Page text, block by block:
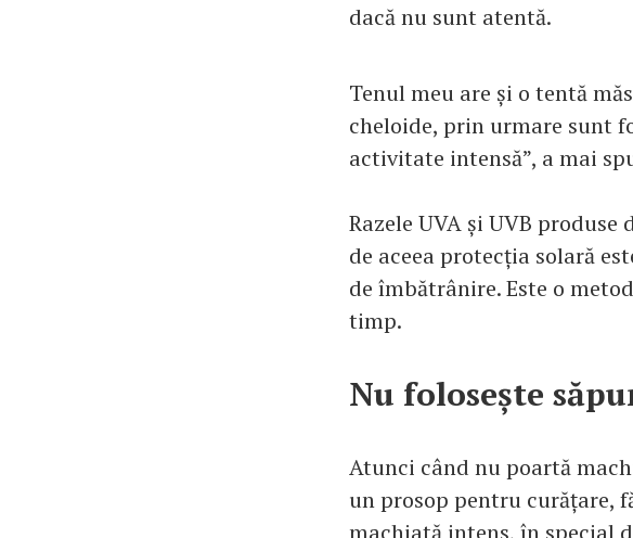
dacă nu sunt atentă.
Tenul meu are și o tentă
cheloide, prin urmare sunt
activitate intensă”, a mai
Razele UVA și UVB
de aceea protecția solară
de îmbătrânire. Este o
timp.
Nu folosește
Atunci când nu poartă
un prosop pentru curățare,
machiată intens, în special